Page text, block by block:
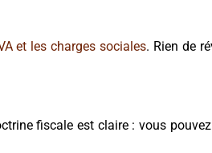
et les charges sociales. Rien de
fiscale est claire : vous